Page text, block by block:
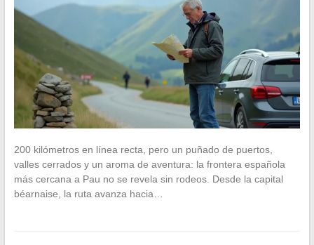
200 kilómetros en línea recta, pero un puñado de puertos,
valles cerrados y un aroma de aventura: la frontera española
más cercana a Pau no se revela sin rodeos. Desde la capital
béarnaise, la ruta avanza hacia…